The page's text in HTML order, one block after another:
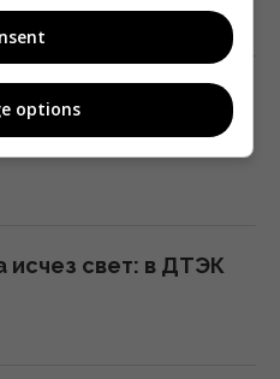
метры в
несмотря на
исчез свет: в ДТЭК
options